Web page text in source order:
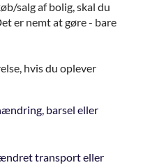
salg af bolig, skal du
er nemt at gøre - bare
hvis du oplever
barsel eller
transport eller